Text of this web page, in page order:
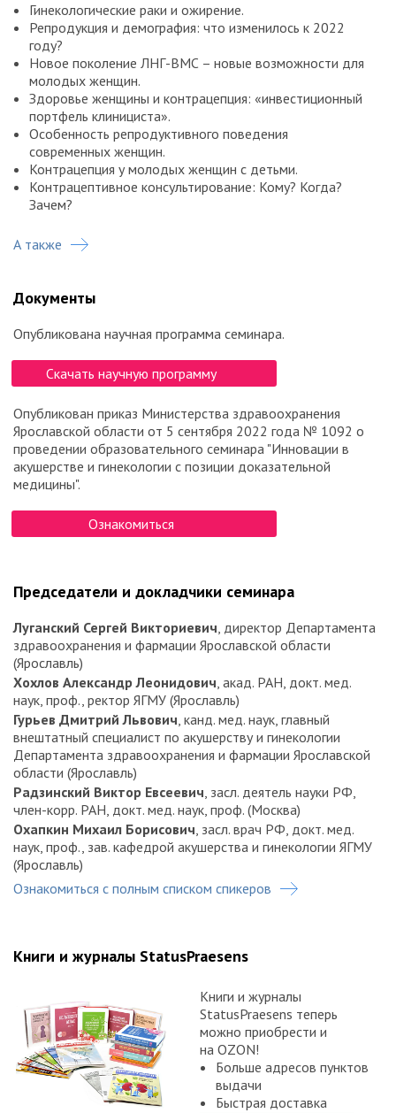
Гинекологические раки и ожирение.
Репродукция и демография: что изменилось к 2022
году?
Новое поколение ЛНГ-ВМС – новые возможности для
молодых женщин.
Здоровье женщины и контрацепция: «инвестиционный
портфель клинициста».
Особенность репродуктивного поведения
современных женщин.
Контрацепция у молодых женщин с детьми.
Контрацептивное консультирование: Кому? Когда?
Зачем?
Выбор гестагенов в препаратах МГТ с учетом
должен предусмотреть клиницист?
Контраверсии с российскими клиническими
Железодефицитные состояния у беременных и в период
подготовки к беременности. На что важно обращать
А также
Документы
Опубликована научная программа семинара.
Скачать научную программу
Опубликован приказ Министерства здравоохранения
Ярославской области от 5 сентября 2022 года № 1092 о
проведении образовательного семинара "Инновации в
акушерстве и гинекологии с позиции доказательной
медицины".
Ознакомиться
Председатели и докладчики семинара
Луганский Сергей Викториевич, директор Департамента
здравоохранения и фармации Ярославской области
(Ярославль)
Хохлов Александр Леонидович, акад. РАН, докт. мед.
наук, проф., ректор ЯГМУ (Ярославль)
Гурьев Дмитрий Львович, канд. мед. наук, главный
внештатный специалист по акушерству и гинекологии
Департамента здравоохранения и фармации Ярославской
области (Ярославль)
Радзинский Виктор Евсеевич, засл. деятель науки РФ,
член-корр. РАН, докт. мед. наук, проф. (Москва)
Охапкин Михаил Борисович, засл. врач РФ, докт. мед.
наук, проф., зав. кафедрой акушерства и гинекологии ЯГМУ
(Ярославль)
Абашова Елена Ивановна, канд. мед. наук (Санкт-
Герасимов Алексей Михайлович, докт. мед. наук, проф.
Бурчаков Денис Игоревич
, канд. мед. наук, доц. (Москва)
Бурчакова Милана Николаевна, супружеский и
репродуктивный психолог (Москва)
Ледина Антонина Виталиевна, докт. мед. наук, доц.
(Москва)
Соловьёва Алина Викторовна
, докт. мед. наук, проф.
Ознакомиться с полным списком спикеров
Книги и журналы StatusPraesens
Книги и журналы
StatusPraesens теперь
можно приобрести и
на OZON!
Больше адресов пунктов
выдачи
Быстрая доставка